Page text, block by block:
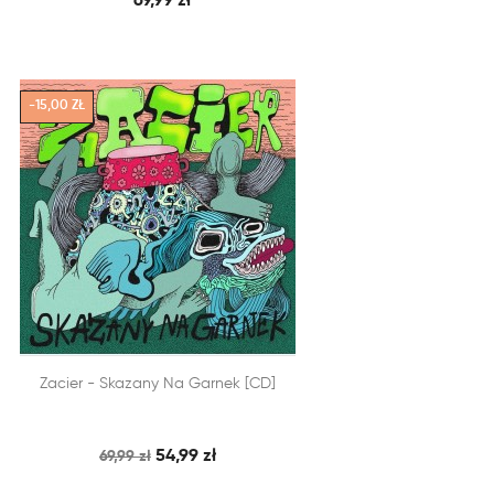
DODAJ DO KOSZYKA
 SZYBKI PODGLĄD
Zacier - Skazany Na Garnek [CD]
69,99 zł 54,99 zł
-15,00 ZŁ